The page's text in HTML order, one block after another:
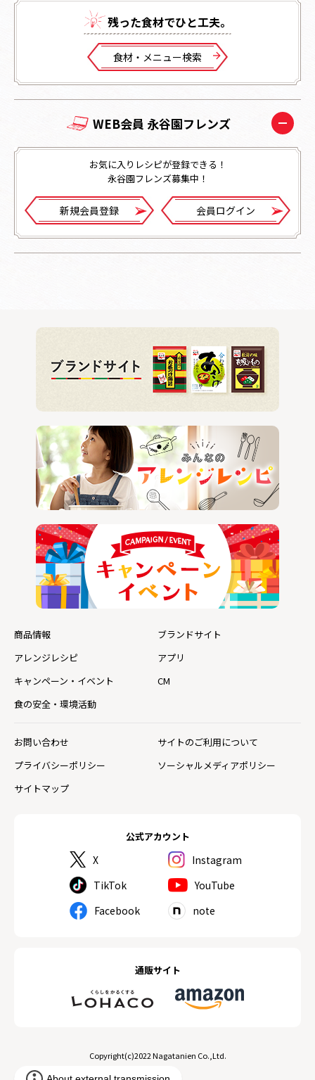
残った⾷材でひと⼯夫。
⾷材・メニュー検索
WEB会員 永谷園フレンズ
お気に入りレシピが登録できる！
永谷園フレンズ募集中！
新規会員登録 会員ログイン
公式アカウント
X
Instagram
TikTok
YouTube
Facebook
note
通販サイト
商品情報
ブランドサイト
アレンジレシピ
アプリ
キャンペーン・イベント
CM
食の安全・環境活動
お問い合わせ
サイトのご利用について
プライバシーポリシー
ソーシャルメディアポリシー
サイトマップ
Copyright(c)2022 Nagatanien Co.,Ltd.